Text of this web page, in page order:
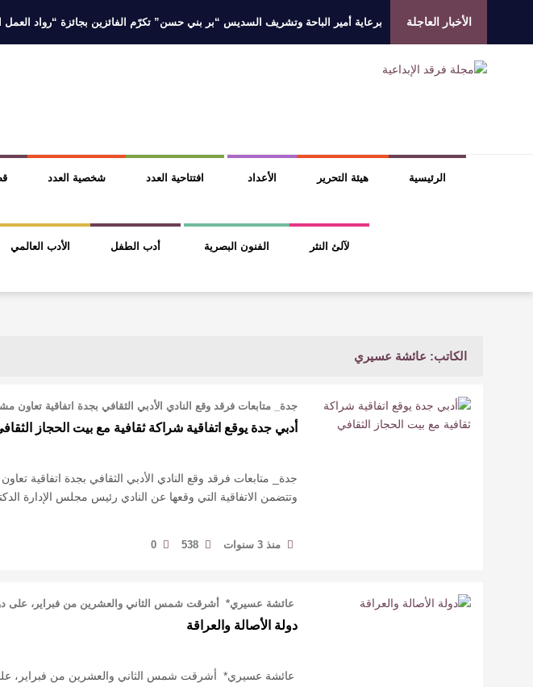
الأخبار العاجلة برعاية أمير الباحة وتشريف السديس “بر بني حسن” تكرّم الفائزين بجائزة “رواد العمل
​ اللون الأحمر وشاح سردية الأدب وسر رمزية النصوص
آليات البناء الاستهلالي
الرئيسية
هيئة التحرير الأعداد افتتاحية العدد شخصية العدد
لآلئ النثر الفنون البصرية أدب الطفل الأدب العالمي
الكاتب: عائشة عسيري
جدة_ متابعات فرقد وقع النادي الأدبي الثقافي بجدة اتفاقية
أدبي جدة يوقع اتفاقية شراكة ثقافية مع بيت الحجاز
جدة_ متابعات فرقد وقع النادي الأدبي الثقافي بجدة اتفاقية
وتتضمن الاتفاقية التي وقعها عن النادي رئيس مجلس الإدارة
منذ 3 سنوات 538
0
عائشة عسيري* أشرقت شمس الثاني والعشرين من فبراير، على
دولة الأصالة والعراقة
عائشة عسيري* أشرقت شمس الثاني والعشرين من فبراير، على